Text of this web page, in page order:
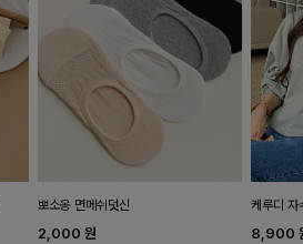
뽀소옹 면메쉬덧신
2,000 원
케루디 자
8,900